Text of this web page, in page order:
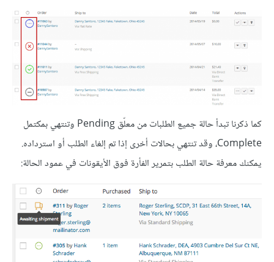
كما ذكرنا تبدأ حالة جميع الطلبات من معلّق Pending وتنتهي بمكتمل
Complete، وقد تنتهي بحالات أخرى إذا تم إلغاء الطلب أو استرداده.
يمكنك معرفة حالة الطلب بتمرير الفأرة فوق الأيقونات في عمود الحالة: